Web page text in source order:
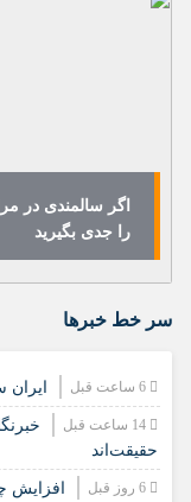
اگر سالمندی در
را جدی بگیرید
سر خط خبرها
ایران
حقیقت‌اند
افزایش